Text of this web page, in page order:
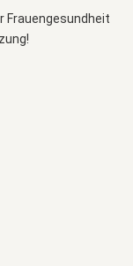
Frauengesundheit